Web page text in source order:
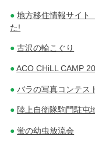
地方移住情報サイト
た!
古沢の輪こぐり
ACO CHiLL CAMP
バラの写真コンテス
陸上自衛隊駒門駐屯
蛍の幼虫放流会